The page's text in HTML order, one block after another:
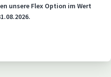
unsere Flex Option im Wert